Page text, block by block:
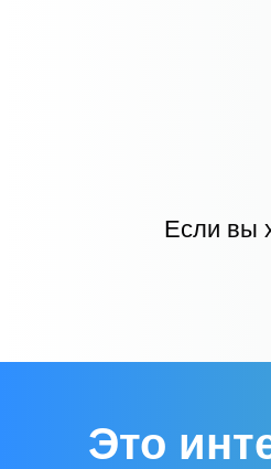
Если вы
Это